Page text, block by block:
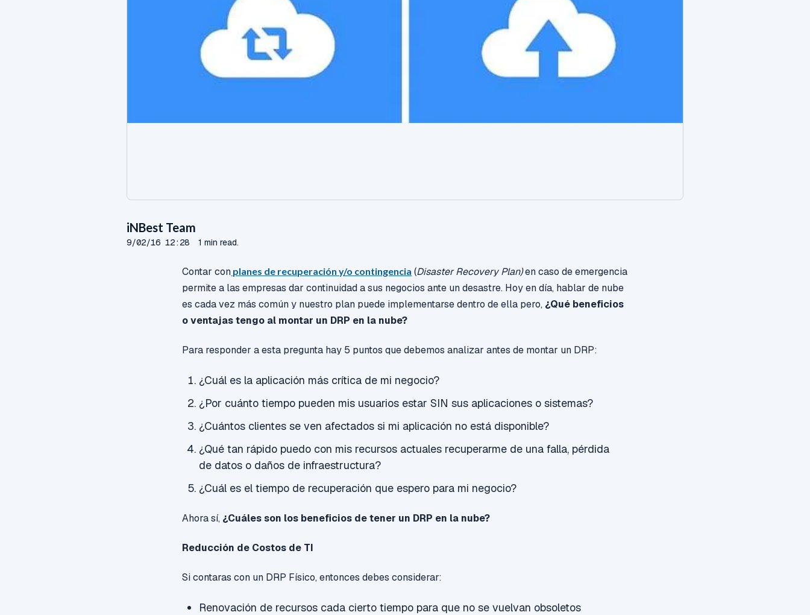
iNBest Team
9/02/16 12:28 1 min read.
Contar con planes de recuperación y/o contingencia (Disaster Recovery Plan)en caso de emergencia
permite a las empresas dar continuidad a sus negocios ante un desastre. Hoy en día, hablar de nube
es cada vez más común y nuestro plan puede implementarse dentro de ella pero, ¿Qué beneficios
o ventajas tengo al montar un DRP en la nube?
Para responder a esta pregunta hay 5 puntos que debemos analizar antes de montar un DRP:
¿Cuál es la aplicación más crítica de mi negocio?
¿Por cuánto tiempo pueden mis usuarios estar SIN sus aplicaciones o sistemas?
¿Cuántos clientes se ven afectados si mi aplicación no está disponible?
¿Qué tan rápido puedo con mis recursos actuales recuperarme de una falla, pérdida
de datos o daños de infraestructura?
¿Cuál es el tiempo de recuperación que espero para mi negocio?
Ahora sí, ¿Cuáles son los beneficios de tener un DRP en la nube?
Reducción de Costos de TI
Si contaras con un DRP Físico, entonces debes considerar:
Renovación de recursos cada cierto tiempo para que no se vuelvan obsoletos